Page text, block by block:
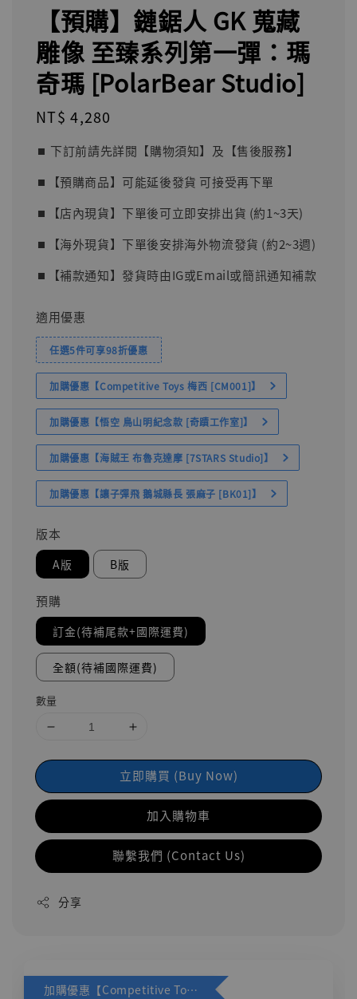
【預購】鏈鋸人 GK 蒐藏
雕像 至臻系列第一彈：瑪
奇瑪 [PolarBear Studio]
Regular
NT$ 4,280
⏹︎ 下訂前請先詳閱【購物須知】及【售後服務】
⏹︎【預購商品】可能延後發貨 可接受再下單
⏹︎【店內現貨】下單後可立即安排出貨 (約1~3天)
⏹︎【海外現貨】下單後安排海外物流發貨 (約2~3週)
⏹︎【補款通知】發貨時由IG或Email或簡訊通知補款
適用優惠
任選5件可享98折優惠
加購優惠【Competitive Toys 梅西 [CM001]】
加購優惠【悟空 鳥山明紀念款 [奇蹟工作室]】
加購優惠【海賊王 布魯克達摩 [7STARS Studio]】
加購優惠【讓子彈飛 鵝城縣長 張麻子 [BK01]】
版本
A版 B版
預購
訂金(待補尾款+國際運費)
全額(待補國際運費)
數量
立即購買 (Buy Now)
加入購物車
聯繫我們 (Contact Us)
分享
加購優惠【Competitive Toys 梅西 [CM001]】